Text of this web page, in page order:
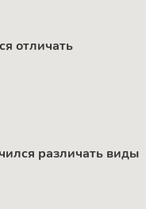
отличать
различать виды